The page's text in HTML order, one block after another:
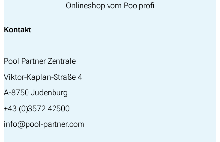
Onlineshop vom Poolprofi
Kontakt
Pool Partner Zentrale
Viktor-Kaplan-Straße 4
A-8750 Judenburg
+43 (0)3572 42500
info@pool-partner.com